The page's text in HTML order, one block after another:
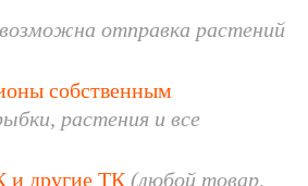
отправка растений
собственным
растения и все
и другие ТК (любой товар,